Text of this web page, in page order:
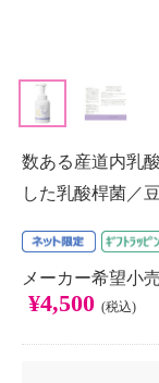
数ある産道内乳
した乳酸桿菌／
メーカー希望小
¥4,500 (税込)